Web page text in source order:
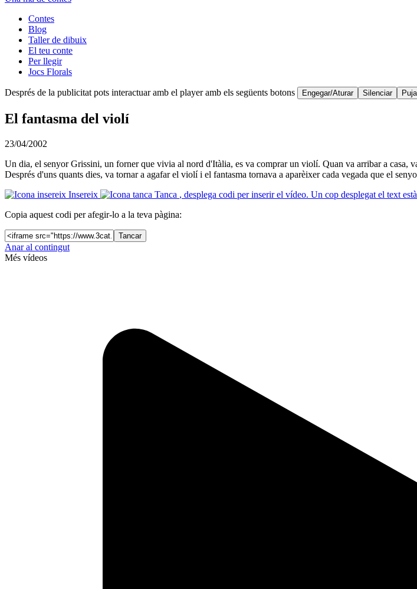
Contes
Blog
Taller de dibuix
El teu conte
Per llegir
Jocs Florals
Després de la publicitat pots interactuar amb el player amb els següents botons Engegar/Aturar Silenciar
El fantasma del violí
23/04/2002
Un dia, el senyor Grissini, un forner que vivia al nord d'Itàlia, es va comprar un violí. Quan va arribar a casa,
Després d'uns quants dies, va tornar a agafar el violí i el fantasma tornava a aparèixer cada vegada que el
Insereix
Tanca , desplega codi per inserir el vídeo. Un cop desplegat el text
Copia aquest codi per afegir-lo a la teva pàgina:
Tancar
Anar al contingut
Més vídeos